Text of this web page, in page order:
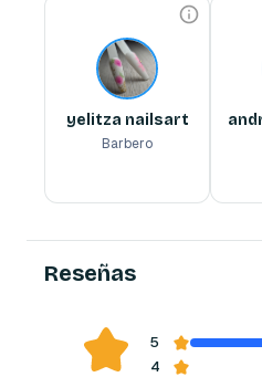
yelitza nailsart
Barbero
Barbero
semi permanente y
tradicionales
Reseñas
5
4